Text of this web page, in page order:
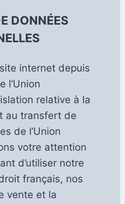
DONNÉES
internet depuis
l’Union
relative à la
au transfert de
de l’Union
votre attention
d’utiliser notre
français, nos
vente et la